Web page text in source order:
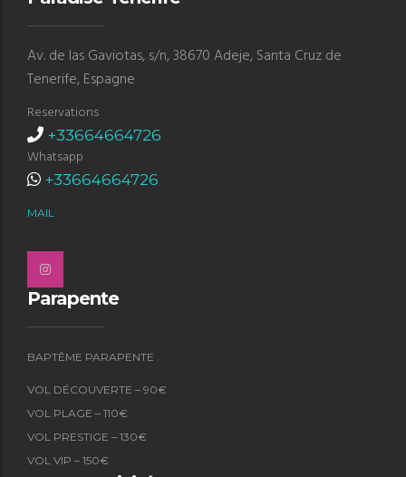
Av. de las Gaviotas, s/n, 38670 Adeje, Santa Cruz de
Tenerife, Espagne
Reservations
+33664664726
Whatsapp
+33664664726
MAIL
Parapente
BAPTÊME PARAPENTE
VOL DÉCOUVERTE – 90€
VOL PLAGE – 110€
VOL PRESTIGE – 130€
VOL VIP – 150€